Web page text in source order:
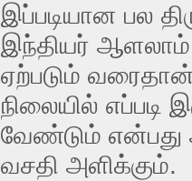
இப்படியான பல
இந்தியர் ஆளலாம்.
ஏற்படும்
நிலையில்
வேண்டும் என்பது
வசதி அளிக்கும்.